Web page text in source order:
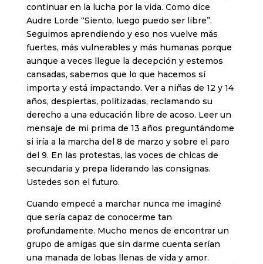
continuar en la lucha por la vida. Como dice
Audre Lorde “Siento, luego puedo ser libre”.
Seguimos aprendiendo y eso nos vuelve más
fuertes, más vulnerables y más humanas porque
aunque a veces llegue la decepción y estemos
cansadas, sabemos que lo que hacemos sí
importa y está impactando. Ver a niñas de 12 y 14
años, despiertas, politizadas, reclamando su
derecho a una educación libre de acoso. Leer un
mensaje de mi prima de 13 años preguntándome
si iría a la marcha del 8 de marzo y sobre el paro
del 9. En las protestas, las voces de chicas de
secundaria y prepa liderando las consignas.
Ustedes son el futuro.
Cuando empecé a marchar nunca me imaginé
que sería capaz de conocerme tan
profundamente. Mucho menos de encontrar un
grupo de amigas que sin darme cuenta serían
una manada de lobas llenas de vida y amor.